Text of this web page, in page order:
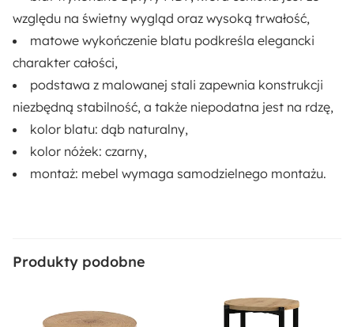
względu na świetny wygląd oraz wysoką trwałość,
matowe wykończenie blatu podkreśla elegancki
charakter całości,
podstawa z malowanej stali zapewnia konstrukcji
niezbędną stabilność, a także niepodatna jest na rdzę,
kolor blatu: dąb naturalny,
kolor nóżek: czarny,
montaż: mebel wymaga samodzielnego montażu.
Produkty podobne